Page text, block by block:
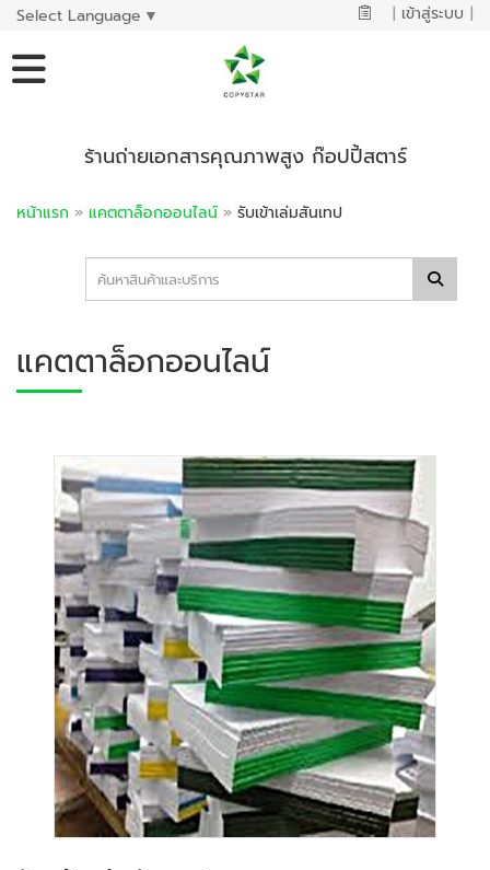
Select Language ▼ | เข้าสู่ระบบ |
ร้านถ่ายเอกสารคุณภาพสูง ก๊อปปี้สตาร์
หน้าแรก » แคตตาล็อกออนไลน์ » รับเข้าเล่มสันเทป
แคตตาล็อกออนไลน์